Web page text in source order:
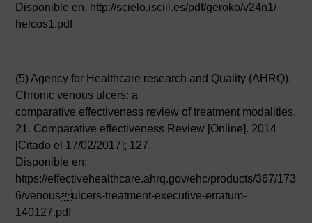
Disponible en. http://scielo.isciii.es/pdf/geroko/v24n1/
helcos1.pdf
(5) Agency for Healthcare research and Quality (AHRQ).
Chronic venous ulcers: a
comparative effectiveness review of treatment modalities.
21. Comparative effectiveness Review [Online]. 2014
[Citado el 17/02/2017]; 127.
Disponible en:
https://effectivehealthcare.ahrq.gov/ehc/products/367/173
6/venousulcers-treatment-executive-erratum-
140127.pdf